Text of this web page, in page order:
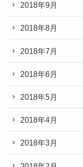
2018年9月
2018年8月
2018年7月
2018年6月
2018年5月
2018年4月
2018年3月